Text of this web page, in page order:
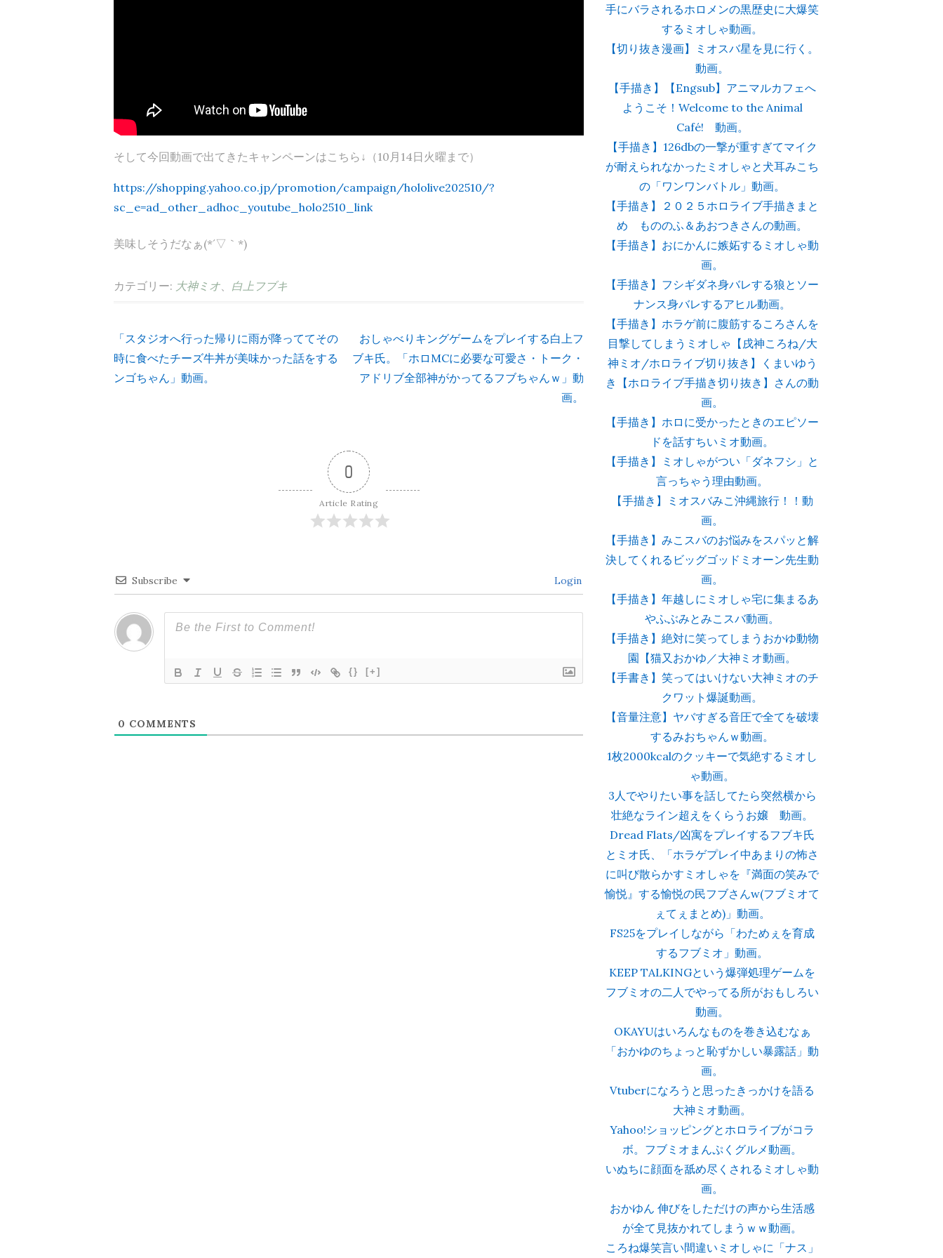
そして今回動画で出てきたキャンペーンはこちら↓（10月14日火曜まで）
https://shopping.yahoo.co.jp/promotion/campaign/hololive202510/?
sc_e=ad_other_adhoc_youtube_holo2510_link
美味しそうだなぁ(*´▽｀*)
カテゴリー: 大神ミオ、 白上フブキ
投
稿
シ
ョ
ン
「スタジオへ行った帰りに雨が降っててその
時に食べたチーズ牛丼が美味かった話をする
ンゴちゃん」動画。
おしゃべりキングゲームをプレイする白上フ
ブキ氏。「ホロMCに必要な可愛さ・トーク・
アドリブ全部神がかってるフブちゃんｗ」動
画。
0
Article Rating
Subscribe Login
{} [+]
0 COMMENTS
手にバラされるホロメンの黒歴史に大爆笑
するミオしゃ動画。
【切り抜き漫画】ミオスバ星を見に行く。
動画。
【手描き】【Engsub】アニマルカフェへ
ようこそ！Welcome to the Animal
Café! 動画。
【手描き】126dbの一撃が重すぎてマイク
が耐えられなかったミオしゃと犬耳みこち
の「ワンワンバトル」動画。
【手描き】２０２５ホロライブ手描きまと
め もののふ＆あおつきさんの動画。
【手描き】おにかんに嫉妬するミオしゃ動
画。
【手描き】フシギダネ身バレする狼とソー
ナンス身バレするアヒル動画。
【手描き】ホラゲ前に腹筋するころさんを
目撃してしまうミオしゃ【戌神ころね/大
神ミオ/ホロライブ切り抜き】くまいゆう
き【ホロライブ手描き切り抜き】さんの動
画。
【手描き】ホロに受かったときのエピソー
ドを話すちいミオ動画。
【手描き】ミオしゃがつい「ダネフシ」と
言っちゃう理由動画。
【手描き】ミオスバみこ沖縄旅行！！動
画。
【手描き】みこスバのお悩みをスパッと解
決してくれるビッグゴッドミオーン先生動
画。
【手描き】年越しにミオしゃ宅に集まるあ
やふぶみとみこスバ動画。
【手描き】絶対に笑ってしまうおかゆ動物
園【猫又おかゆ／大神ミオ動画。
【手書き】笑ってはいけない大神ミオのチ
クワット爆誕動画。
【音量注意】ヤバすぎる音圧で全てを破壊
するみおちゃんｗ動画。
1枚2000kcalのクッキーで気絶するミオし
ゃ動画。
3人でやりたい事を話してたら突然横から
壮絶なライン超えをくらうお嬢 動画。
Dread Flats/凶寓をプレイするフブキ氏
とミオ氏、「ホラゲプレイ中あまりの怖さ
に叫び散らかすミオしゃを『満面の笑みで
愉悦』する愉悦の民フブさんw(フブミオて
ぇてぇまとめ)」動画。
FS25をプレイしながら「わためぇを育成
するフブミオ」動画。
KEEP TALKINGという爆弾処理ゲームを
フブミオの二人でやってる所がおもしろい
動画。
OKAYUはいろんなものを巻き込むなぁ
「おかゆのちょっと恥ずかしい暴露話」動
画。
Vtuberになろうと思ったきっかけを語る
大神ミオ動画。
Yahoo!ショッピングとホロライブがコラ
ボ。フブミオまんぷくグルメ動画。
いぬちに顔面を舐め尽くされるミオしゃ動
画。
おかゆん 伸びをしただけの声から生活感
が全て見抜かれてしまうｗｗ動画。
ころね爆笑言い間違いミオしゃに「ナス」